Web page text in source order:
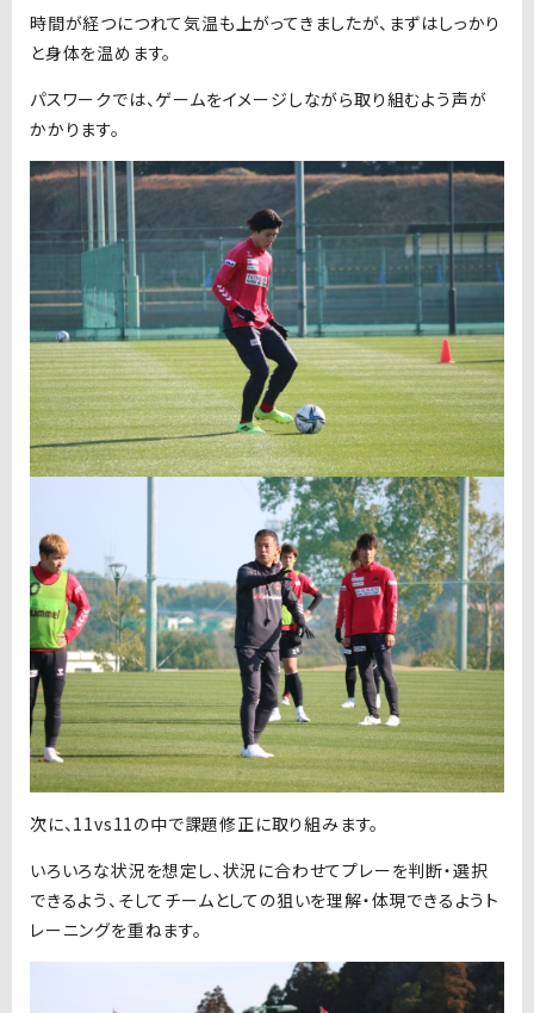
時間が経つにつれて気温も上がってきましたが、まずはしっかり
と身体を温めます。
パスワークでは、ゲームをイメージしながら取り組むよう声が
かかります。
次に、11vs11の中で課題修正に取り組みます。
いろいろな状況を想定し、状況に合わせてプレーを判断・選択
できるよう、そしてチームとしての狙いを理解・体現できるようト
レーニングを重ねます。